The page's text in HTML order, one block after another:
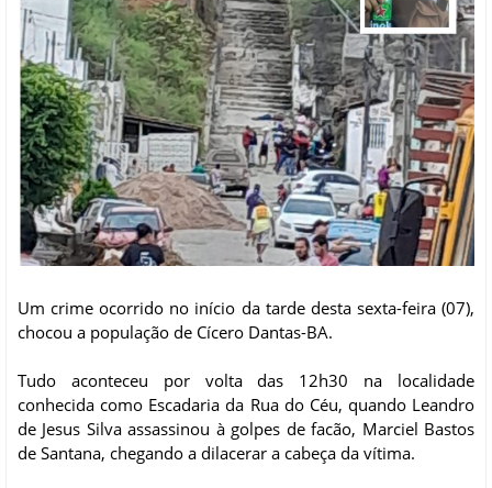
Um crime ocorrido no início da tarde desta sexta-feira (07),
chocou a população de Cícero Dantas-BA.
Tudo aconteceu por volta das 12h30 na localidade
conhecida como Escadaria da Rua do Céu, quando Leandro
de Jesus Silva assassinou à golpes de facão, Marciel Bastos
de Santana, chegando a dilacerar a cabeça da vítima.